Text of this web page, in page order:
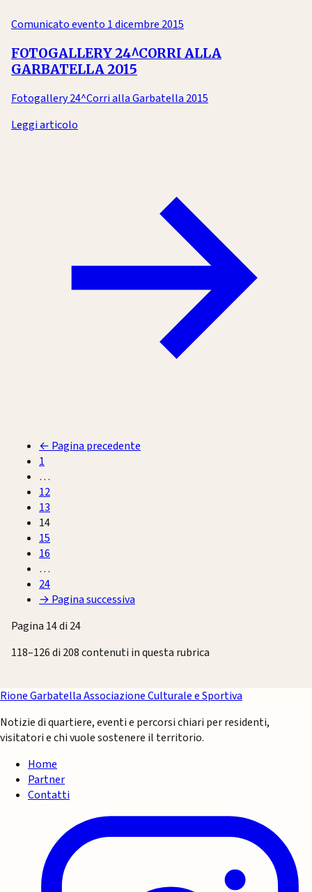
Comunicato evento 1 dicembre 2015
FOTOGALLERY 24^CORRI ALLA
GARBATELLA 2015
Fotogallery 24^Corri alla Garbatella 2015
Leggi articolo
← Pagina precedente
1
…
12
13
14
15
16
…
24
→ Pagina successiva
Pagina 14 di 24
118–126 di 208 contenuti in questa rubrica
Rione GarbatellaAssociazione Culturale e Sportiva
Notizie di quartiere, eventi e percorsi chiari per residenti,
visitatori e chi vuole sostenere il territorio.
Home
Partner
Contatti